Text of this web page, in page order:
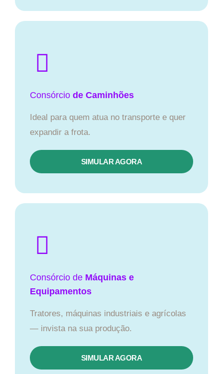
Consórcio de Caminhões
Ideal para quem atua no transporte e quer
expandir a frota.
SIMULAR AGORA
Consórcio de Máquinas e
Equipamentos
Tratores, máquinas industriais e agrícolas
— invista na sua produção.
SIMULAR AGORA